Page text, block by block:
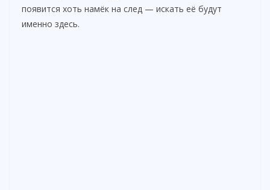
появится хоть намёк на след — искать её будут
именно здесь.